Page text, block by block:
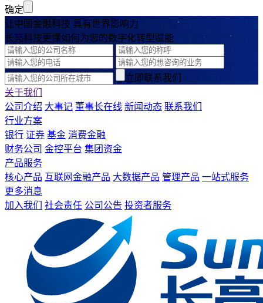
确定
让中国金融科技 具有世界影响力
长亮科技更懂如何为您的数字化转型赋能
立即联系我们
关于我们
公司介绍 大事记 董事长在线 新闻动态 联系我们
行业方案
银行 证券 基金 消费金融
财务公司 金控平台 集团资金
产品服务
核心产品 互联网金融产品 大数据产品 管理产品 一站式服务
更多消息
加入我们
社会责任 公司公告 投资者服务